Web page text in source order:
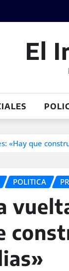
El
«Hay que
POLITICA